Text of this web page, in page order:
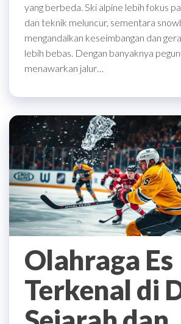
yang berbeda. Ski alpine lebih fokus
dan teknik meluncur, sementara
mengandalkan keseimbangan dan
lebih bebas. Dengan banyaknya
menawarkan jalur…
Olahraga Es
Terkenal di